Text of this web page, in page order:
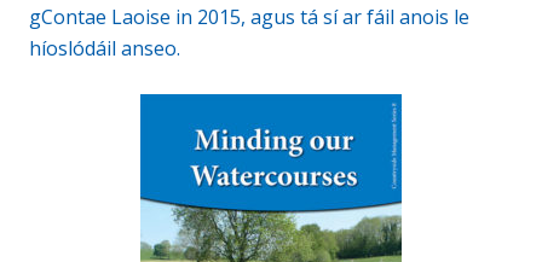
gContae Laoise in 2015, agus tá sí ar fáil anois le
híoslódáil anseo.